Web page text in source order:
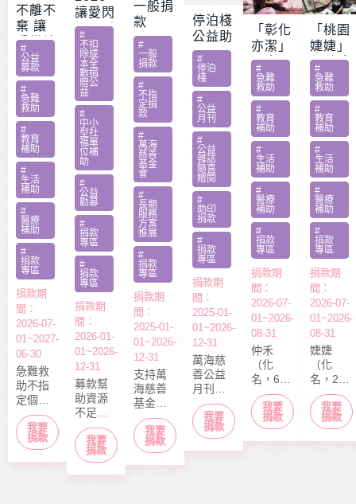
不離不
棄 讓
愛繼續
– 急難
家庭扶
助專案
#
公益
募款
#
急難
救助
#
教育
補助
#
生活
補助
#
醫療
補助
#
捐款
專區
捐款期
間：
2026-07-
01~2027-
06-30
急難救
助不指
定個案
捐款，
募款所
得幫助
我要
捐款
讓愛閃
耀 – 公
益服務
方案補
助專案
勸募活
動指定
捐款
#
不扣
除成
本全
數捐
贈公
益
#
中小
型社
福單
位補
助
#
公益
勸募
#
捐款
專區
#
捐款
專區
捐款期
間：
2026-01-
01~2026-
12-31
募款幫
助資源
不足的
中小型
社福單
位，協
我要
捐款
一般捐
款
#
一般
捐款
#
不指
定捐
款
#
萬海
慈善
基金
會
#
長期
服務
方案
推展
#
捐款
專區
捐款期
間：
2025-01-
01~2026-
12-31
支持萬
海慈善
基金會
長期性
服務方
案推
我要
捐款
停泊棧
公益助
印
#
停泊
棧
#
公益
月刊
#
公益
雜誌
隨喜
贈閱
#
助印
捐款
#
捐款
專區
捐款期
間：
2025-01-
01~2026-
12-31
萬海慈
善公益
月刊
「停泊
棧」於
每月10
我要
捐款
「彰化
亦潔」
男童骨
肉癌截
肢化療
受暴單
親媽照
顧陷困
#
急難
救助
#
教育
補助
#
生活
補助
#
醫療
補助
#
捐款
專區
捐款期
間：
2026-07-
01~2026-
08-31
仲禾
（化
名，6
歲），
本該快
快樂樂
我要
捐款
「桃園
婕婕」
20歲女
罹肺部
罕病
父兼多
份工愁
醫費
#
急難
救助
#
教育
補助
#
生活
補助
#
醫療
補助
#
捐款
專區
捐款期
間：
2026-07-
01~2026-
08-31
婕婕
（化
名，20
歲）今
年6月底
剛從商
我要
捐款